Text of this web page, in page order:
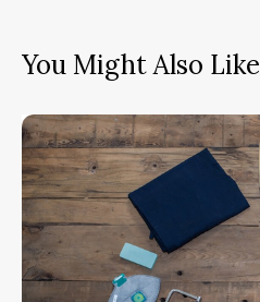
You Might Also Like